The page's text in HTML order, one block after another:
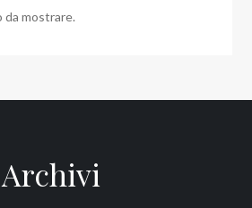
da mostrare.
Archivi